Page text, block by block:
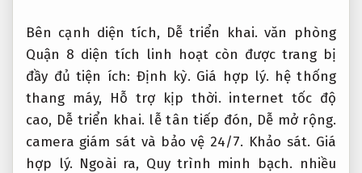
Bên cạnh diện tích, Dễ triển khai. văn phòng
Quận 8 diện tích linh hoạt còn được trang bị
đầy đủ tiện ích: Định kỳ. Giá hợp lý. hệ thống
thang máy, Hỗ trợ kịp thời. internet tốc độ
cao, Dễ triển khai. lễ tân tiếp đón, Dễ mở rộng.
camera giám sát và bảo vệ 24/7. Khảo sát. Giá
hợp lý. Ngoài ra, Quy trình minh bạch. nhiều